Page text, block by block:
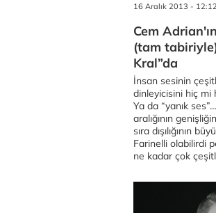
16 Aralık 2013 - 12:12
Cem
(tam
Kral”da
İnsan sesinin
dinleyicisini hiç mi
Ya da “yanık
aralığının
sıra dışılığının
Farinelli olabilirdi
ne kadar çok